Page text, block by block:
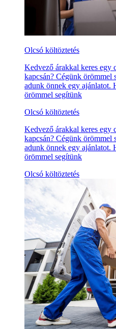
Olcsó költöztetés
Kedvező árakkal keres egy
kapcsán? Cégünk örömmel
adunk önnek egy ajánlatot.
örömmel segítünk
Olcsó költöztetés
Kedvező árakkal keres egy
kapcsán? Cégünk örömmel
adunk önnek egy ajánlatot.
örömmel segítünk
Olcsó költöztetés